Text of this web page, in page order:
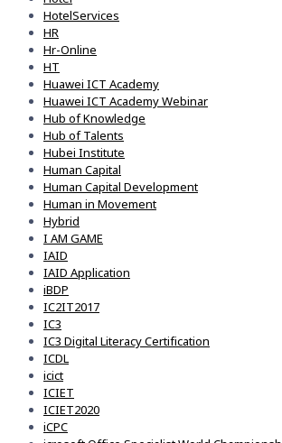
HotelServices
HR
Hr-Online
HT
Huawei ICT Academy
Huawei ICT Academy Webinar
Hub of Knowledge
Hub of Talents
Hubei Institute
Human Capital
Human Capital Development
Human in Movement
Hybrid
I AM GAME
IAID
IAID Application
iBDP
IC2IT2017
IC3
IC3 Digital Literacy Certification
ICDL
icict
ICIET
ICIET2020
iCPC